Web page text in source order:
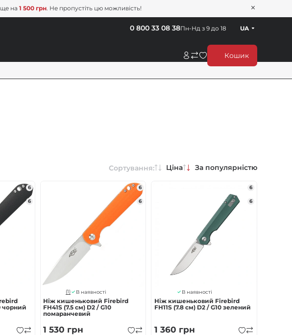
на 1 500 грн. Не пропустіть цю можливість!
Кошик
Пн-Нд з 9 до 18
0 800 33 08 38 UA
Сортування: Ціна За популярністю
6
6
чорний
6
6
(1) В наявності
Ніж кишеньковий Firebird
FH41S (7.5 см) D2 / G10
помаранчевий
1 530 грн
6
6
В наявності
Ніж кишеньковий Firebird
FH11S (7.8 см) D2 / G10 зелений
1 360 грн